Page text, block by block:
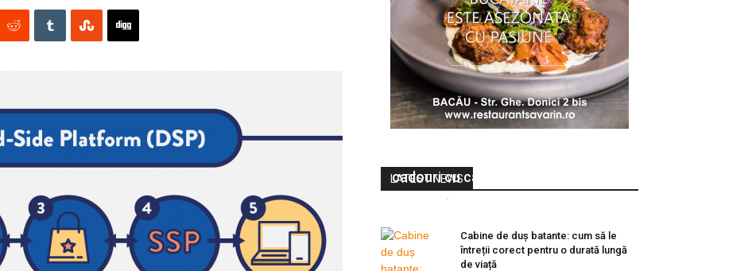
LATEST NEWS
cadouri cu care o vei da pe spate!
-
Cabine de duș batante: cum să le
întreții corect pentru o durată lungă
de viață